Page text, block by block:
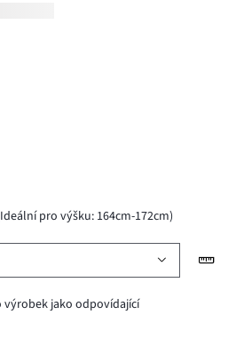
pro výšku: 164cm-172cm)
jako odpovídající